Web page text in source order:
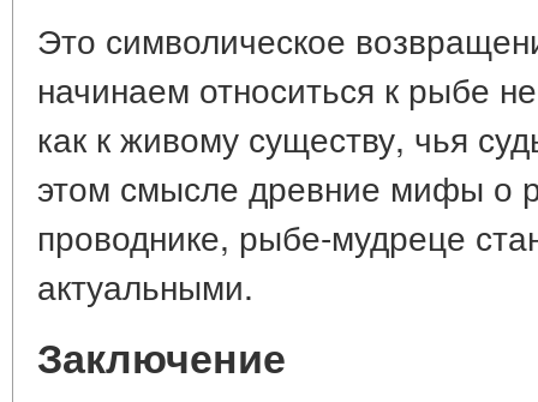
Это символическое
начинаем относиться к рыбе
как к живому существу, чья
этом смысле древние мифы о
проводнике, рыбе-мудреце
актуальными.
Заключение